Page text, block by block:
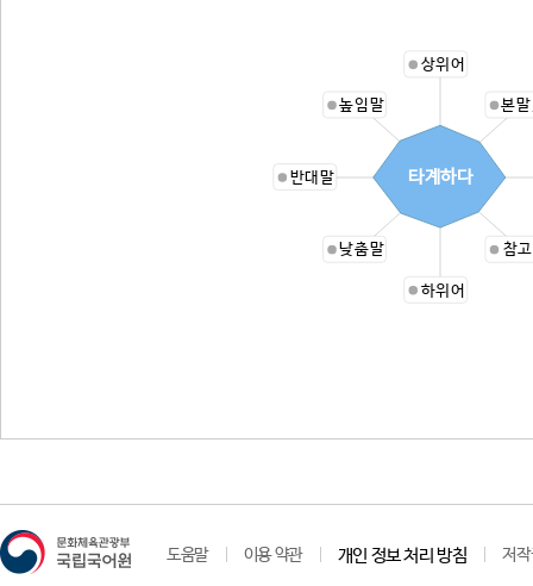
상위어
본
참
하위어
낮춤말
반대말
높임말
타계하다
도움말 이용 약관 개인 정보 처리 방침 저